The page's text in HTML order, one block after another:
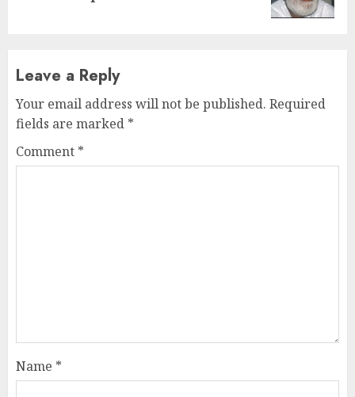
Leave a Reply
Your email address will not be published. Required
fields are marked *
Comment *
Name *